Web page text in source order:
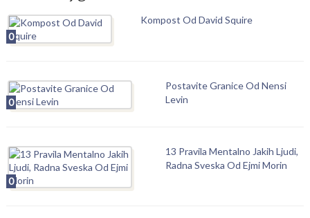
0
Kompost Od David Squire
0
Postavite Granice Od Nensi
Levin
0
13 Pravila Mentalno Jakih Ljudi,
Radna Sveska Od Ejmi Morin